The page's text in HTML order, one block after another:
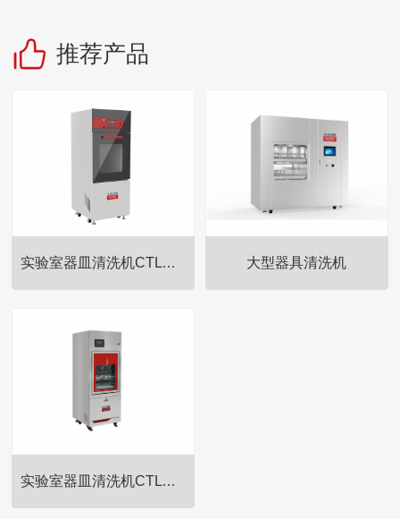
推荐产品
实验室器皿清洗机CTLW-280
用饱和蒸汽为灭菌介质，通过重
力下排汽排除冷空气方式，使饱
和蒸汽完全穿透到物品表面，利
用高压下的饱和蒸汽杀灭所有微
生物及其芽孢，灭菌效果可靠，
学实验室、各级医院、疾病预防
大型器具清洗机
实验室器皿清洗机CTLW-320